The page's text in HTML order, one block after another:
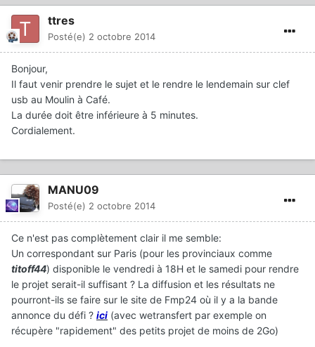
ttres
Posté(e) 2 octobre 2014
Bonjour,
Il faut venir prendre le sujet et le rendre le lendemain sur clef
usb au Moulin à Café.
La durée doit être inférieure à 5 minutes.
Cordialement.
MANU09
Posté(e) 2 octobre 2014
Ce n'est pas complètement clair il me semble:
Un correspondant sur Paris (pour les provinciaux comme
titoff44) disponible le vendredi à 18H et le samedi pour rendre
le projet serait-il suffisant ? La diffusion et les résultats ne
pourront-ils se faire sur le site de Fmp24 où il y a la bande
annonce du défi ? ici (avec wetransfert par exemple on
récupère "rapidement" des petits projet de moins de 2Go)